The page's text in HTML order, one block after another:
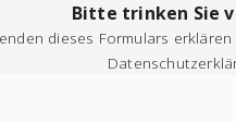
Bitte trinken Sie
dieses Formulars